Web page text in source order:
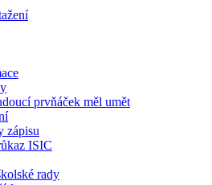
prvňáček měl umět
zápisu
ISIC
rady